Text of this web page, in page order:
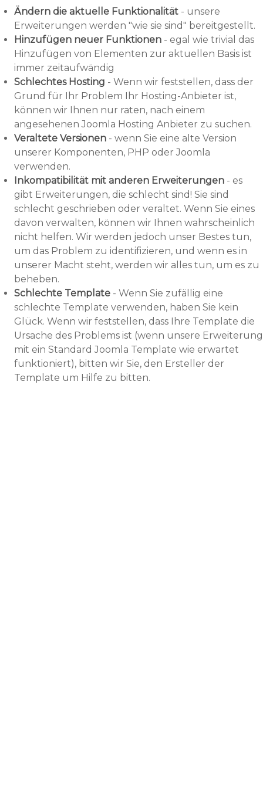
Ändern die aktuelle Funktionalität - unsere
Erweiterungen werden "wie sie sind" bereitgestellt.
Hinzufügen neuer Funktionen - egal wie trivial das
Hinzufügen von Elementen zur aktuellen Basis ist
immer zeitaufwändig
Schlechtes Hosting - Wenn wir feststellen, dass der
Grund für Ihr Problem Ihr Hosting-Anbieter ist,
können wir Ihnen nur raten, nach einem
angesehenen Joomla Hosting Anbieter zu suchen.
Veraltete Versionen - wenn Sie eine alte Version
unserer Komponenten, PHP oder Joomla
verwenden.
Inkompatibilität mit anderen Erweiterungen - es
gibt Erweiterungen, die schlecht sind! Sie sind
schlecht geschrieben oder veraltet. Wenn Sie eines
davon verwalten, können wir Ihnen wahrscheinlich
nicht helfen. Wir werden jedoch unser Bestes tun,
um das Problem zu identifizieren, und wenn es in
unserer Macht steht, werden wir alles tun, um es zu
beheben.
Schlechte Template - Wenn Sie zufällig eine
schlechte Template verwenden, haben Sie kein
Glück. Wenn wir feststellen, dass Ihre Template die
Ursache des Problems ist (wenn unsere Erweiterung
mit ein Standard Joomla Template wie erwartet
funktioniert), bitten wir Sie, den Ersteller der
Template um Hilfe zu bitten.